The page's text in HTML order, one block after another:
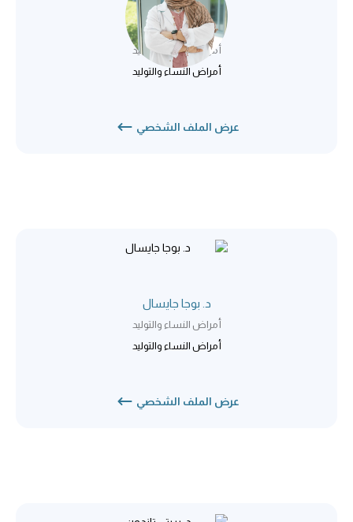
د. نيبال حمد
أمراض النساء والتوليد
أمراض النساء والتوليد
عرض الملف الشخصي
د. بوجا جايسال
أمراض النساء والتوليد
أمراض النساء والتوليد
عرض الملف الشخصي